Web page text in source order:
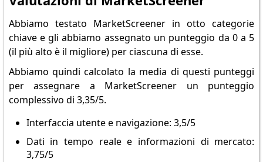
Abbiamo testato MarketScreener in otto categorie
chiave e gli abbiamo assegnato un punteggio da 0 a 5
(il più alto è il migliore) per ciascuna di esse.
Abbiamo quindi calcolato la media di questi punteggi
per assegnare a MarketScreener un punteggio
complessivo di 3,35/5.
Interfaccia utente e navigazione: 3,5/5
Dati in tempo reale e informazioni di mercato:
3,75/5